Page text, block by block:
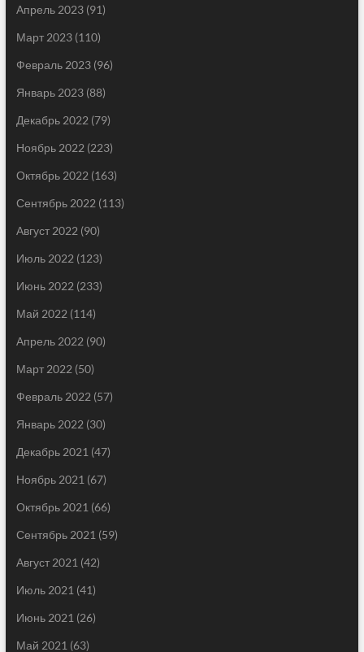
Апрель 2023(91)
Март 2023(110)
Февраль 2023(96)
Январь 2023(88)
Декабрь 2022 (79)
Ноябрь 2022 (223)
Октябрь 2022 (163)
Сентябрь 2022 (113)
Август 2022 (90)
Июль 2022 (123)
Июнь 2022 (233)
Май 2022 (114)
Апрель 2022 (90)
Март 2022 (50)
Февраль 2022 (57)
Январь 2022 (30)
Декабрь 2021 (47)
Ноябрь 2021 (67)
Октябрь 2021 (66)
Сентябрь 2021 (59)
Август 2021 (42)
Июль 2021 (41)
Июнь 2021 (26)
Май 2021 (63)